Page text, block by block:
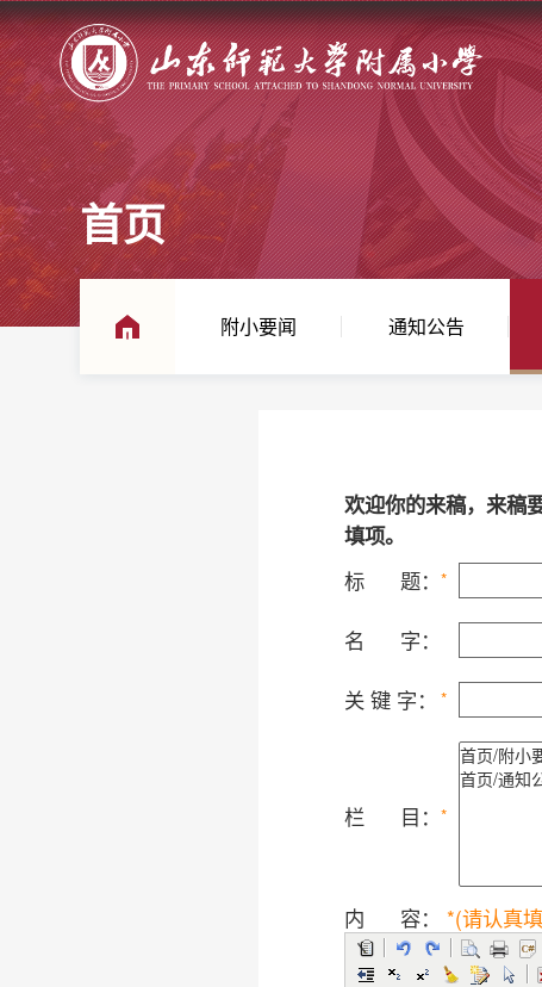
首页
附小要闻 通知公告
欢迎你的来稿，来稿
填项。
标 题： *
名 字：
关 键 字：
*
栏 目： *
内 容： *(请认真